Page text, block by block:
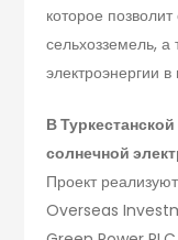
которое
сельхозземель,
электроэнергии в
В
солнечной
Проект
Overseas